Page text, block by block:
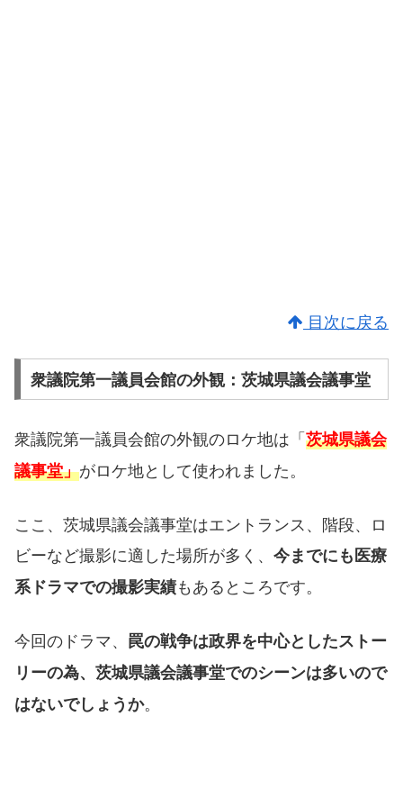
目次に戻る
衆議院第一議員会館の外観：茨城県議会議事堂
衆議院第一議員会館の外観のロケ地は「茨城県議会
議事堂」がロケ地として使われました。
ここ、茨城県議会議事堂はエントランス、階段、ロ
ビーなど撮影に適した場所が多く、 今までにも医療
系ドラマでの撮影実績もあるところです。
今回のドラマ、 罠の戦争は政界を中心としたストー
リーの為、茨城県議会議事堂でのシーンは多いので
はないでしょうか。